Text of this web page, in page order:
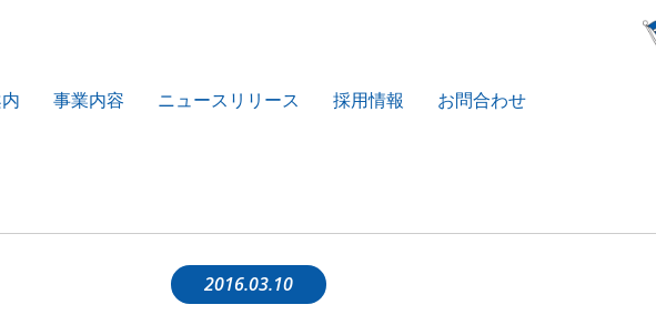
事業内容 ニュースリリース 採用情報 お問合わせ
2016.03.10